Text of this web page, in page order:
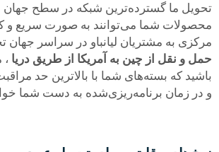
تحویل ما گسترده‌ترین شبکه در سطح جهان
محصولات شما می‌توانند به صورت سریع و
مرکزی به مشتریان لیانباو در سراسر جهان
حمل و نقل از چین به آمریکا از طریق دریا
باشید که بسته‌های شما با بالاترین حد
و در زمان برنامه‌ریزی‌شده به دست شما